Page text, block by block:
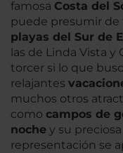
famosa Costa del
puede presumir
playas del Sur de
las de Linda Vista y
torcer si lo que
relajantes
muchos otros
como campos de
noche y su
representación se